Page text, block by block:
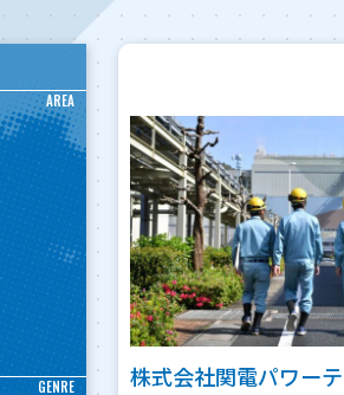
AREA
GENRE
株式会社関電パワー